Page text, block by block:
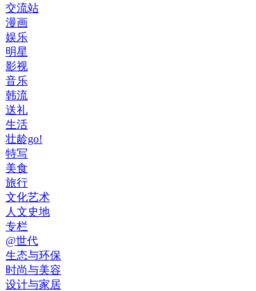
交流站
漫画
娱乐
明星
影视
音乐
韩流
送礼
生活
壮龄go!
特写
美食
旅行
文化艺术
人文史地
专栏
@世代
生态与环保
时尚与美容
设计与家居